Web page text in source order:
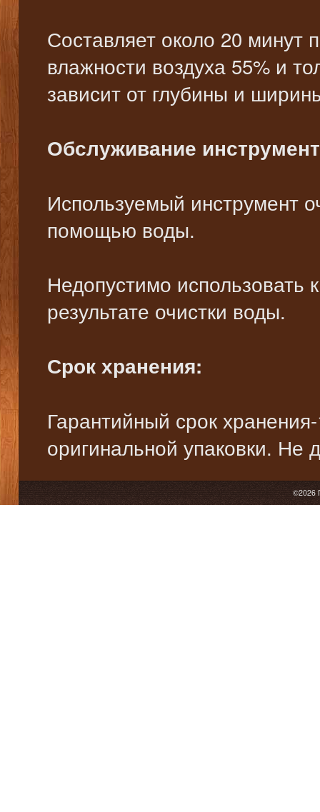
Составляет около 20 минут
влажности воздуха 55% и
зависит от глубины и
Обслуживание
Используемый инструмент
помощью воды.
Недопустимо использовать
результате очистки воды.
Срок хранения:
Гарантийный срок
оригинальной упаковки. Не
©2026